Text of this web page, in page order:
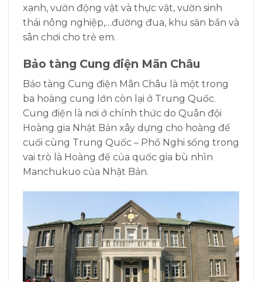
xanh, vườn động vật và thực vật, vườn sinh
thái nông nghiệp,…đường đua, khu săn bắn và
sân chơi cho trẻ em.
Bảo tàng Cung điện Mãn Châu
Bảo tàng Cung điện Mãn Châu là một trong
ba hoàng cung lớn còn lại ở Trung Quốc.
Cung điện là nơi ở chính thức do Quân đội
Hoàng gia Nhật Bản xây dựng cho hoàng đế
cuối cùng Trung Quốc – Phổ Nghi sống trong
vai trò là Hoàng đế của quốc gia bù nhìn
Manchukuo của Nhật Bản.